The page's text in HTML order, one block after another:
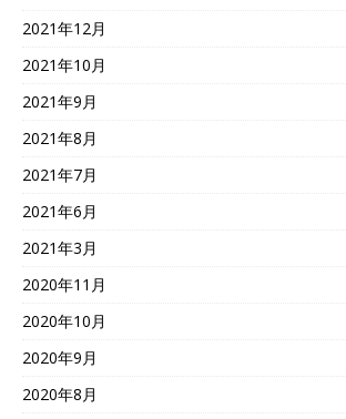
2021年12月
2021年10月
2021年9月
2021年8月
2021年7月
2021年6月
2021年3月
2020年11月
2020年10月
2020年9月
2020年8月